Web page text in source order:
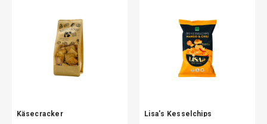
Käsecracker Lisa's Kesselchips